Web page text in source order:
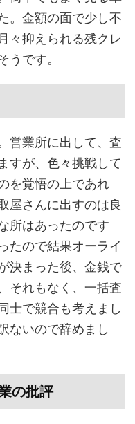
。金額の面で少し不
々抑えられる残クレ
うです。
営業所に出して、査
すが、色々挑戦して
を覚悟の上であれ
屋さんに出すのは良
所はあったのです
たので結果オーライ
決まった後、金銭で
それもなく、一括査
士で競合も考えまし
ないので辞めまし
の批評